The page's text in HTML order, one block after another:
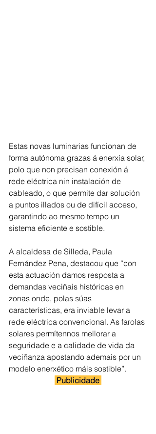
Estas novas luminarias funcionan de
forma autónoma grazas á enerxía solar,
polo que non precisan conexión á
rede eléctrica nin instalación de
cableado, o que permite dar solución
a puntos illados ou de difícil acceso,
garantindo ao mesmo tempo un
sistema eficiente e sostible.
A alcaldesa de Silleda, Paula
Fernández Pena, destacou que “con
esta actuación damos resposta a
demandas veciñais históricas en
zonas onde, polas súas
características, era inviable levar a
rede eléctrica convencional. As farolas
solares permítennos mellorar a
seguridade e a calidade de vida da
veciñanza apostando ademais por un
modelo enerxético máis sostible”.
Publicidade